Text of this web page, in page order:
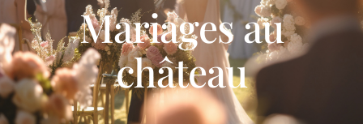
Mariages au
château